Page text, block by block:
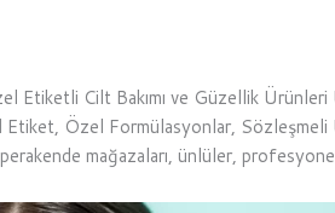
Cilt Bakımı ve Güzellik Ürünleri
Özel Formülasyonlar, Sözleşmeli
mağazaları, ünlüler,